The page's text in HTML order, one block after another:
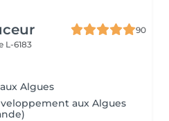
90
L-6183
Algues
aux Algues